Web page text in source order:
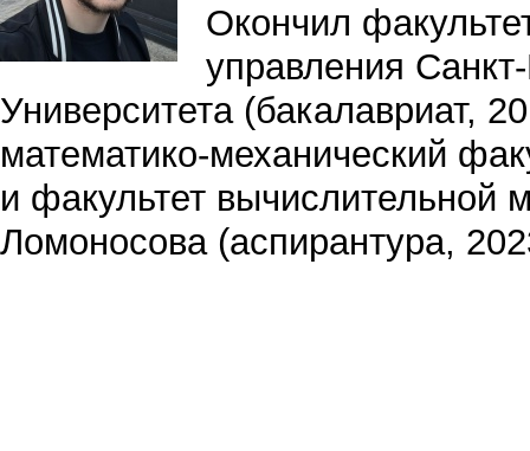
Окончил
управления Санкт-
Университета (бакалавриат,
математико-механический
и факультет вычислительной
Ломоносова (аспирантура,